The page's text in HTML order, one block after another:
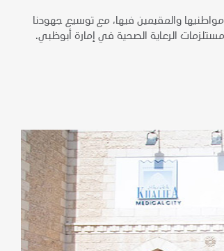
لدولة الإمارات ومواطنيها والمقيمين فيها، مع توسيع جهودنا